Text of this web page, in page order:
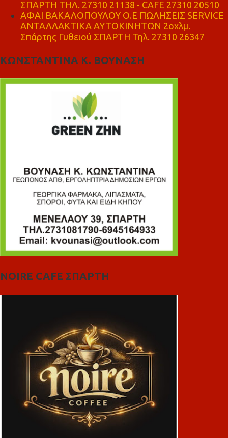
ΣΠΑΡΤΗ ΤΗΛ. 27310 21138 - CAFE 27310 20510
ΑΦΑΙ ΒΑΚΑΛΟΠΟΥΛΟΥ Ο.Ε ΠΩΛΗΣΕΙΣ SERVICE
ΑΝΤΑΛΛΑΚΤΙΚΑ ΑΥΤΟΚΙΝΗΤΩΝ 2οχλμ.
Σπάρτης Γυθειού ΣΠΑΡΤΗ Τηλ. 27310 26347
ΚΩΝΣΤΑΝΤΙΝΑ Κ. ΒΟΥΝΑΣΗ
NOIRE CAFE ΣΠΑΡΤΗ